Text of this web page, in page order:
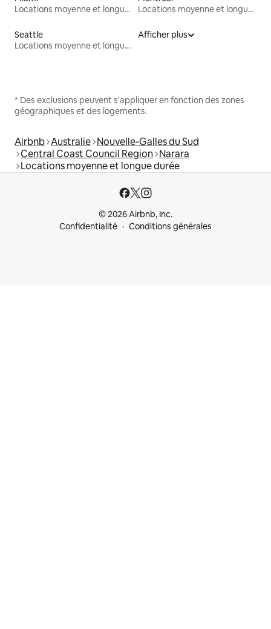
Locations moyenne et longue durée
Locations moyenne et longue durée
Seattle
Locations moyenne et longue durée
Afficher plus
* Des exclusions peuvent s'appliquer en fonction des zones
géographiques et des logements.
Airbnb Australie Nouvelle-Galles du Sud
Central Coast Council Region Narara
Locations moyenne et longue durée
© 2026 Airbnb, Inc.
Confidentialité
Conditions générales